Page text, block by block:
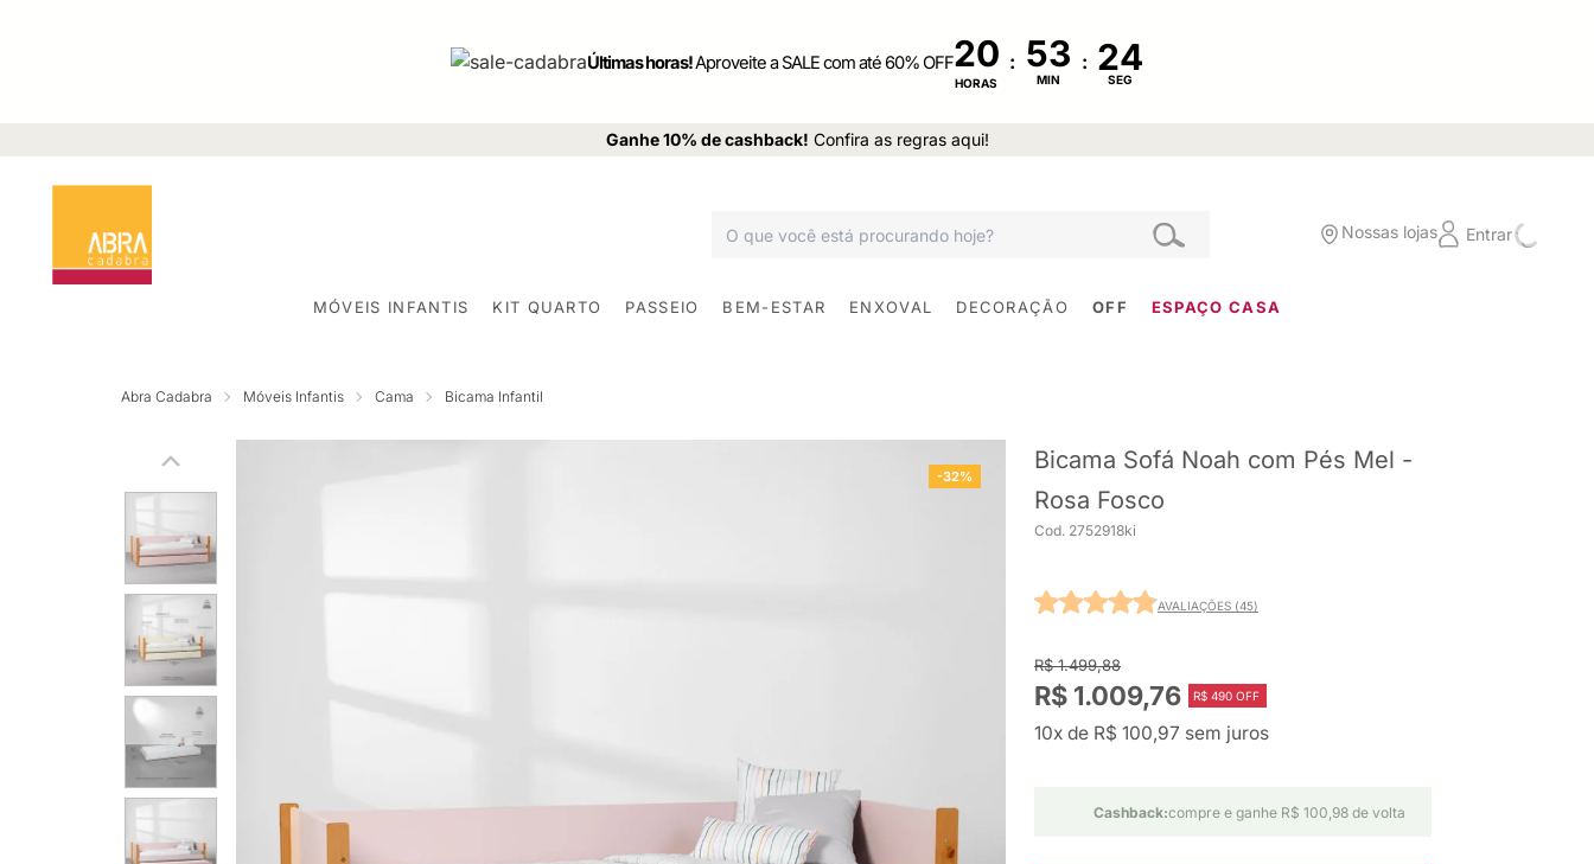
Últimas horas!Aproveite a SALE com até 60% OFF20
HORAS
:
MIN
:
SEG
Ganhe 10% de cashback! Confira as regras aqui!
Nossas lojas Entrar
MÓVEIS INFANTIS KIT QUARTO PASSEIO BEM-ESTAR ENXOVAL DECORAÇÃO OFF ESPAÇO CASA
Abra Cadabra Móveis Infantis Cama Bicama Infantil
-32%
Bicama Sofá Noah com Pés Mel -
Rosa Fosco
Cod. 2752918ki
AVALIAÇÕES (45)
R$ 1.499,88
R$ 1.009,76 R$ 490 OFF
10x de R$ 100,97 sem juros
Cashback:compre e ganhe R$ 100,98 de volta